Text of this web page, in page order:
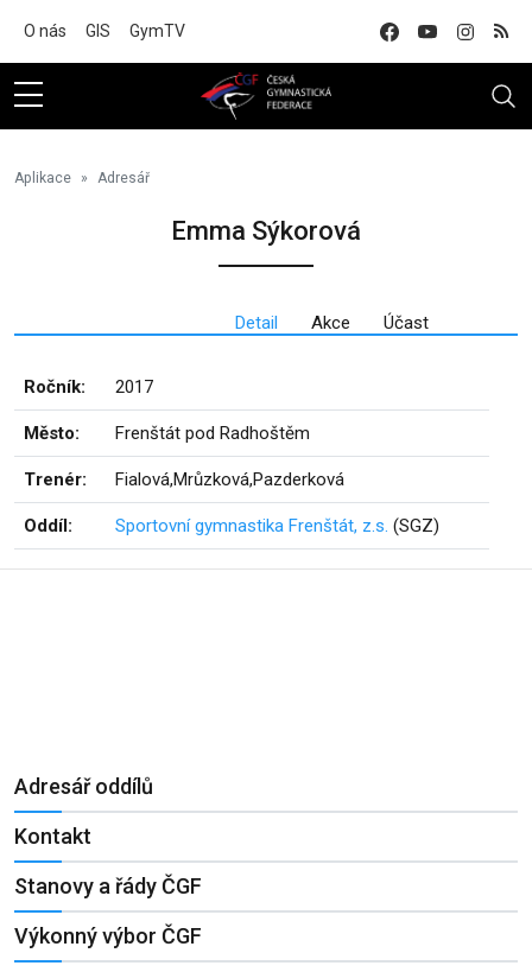
O nás GIS GymTV
Aplikace Adresář
Emma Sýkorová
Detail Akce Účast
Ročník: 2017
Město: Frenštát pod Radhoštěm
Trenér: Fialová,Mrůzková,Pazderková
Oddíl: Sportovní gymnastika Frenštát, z.s. (SGZ)
Adresář oddílů
Kontakt
Stanovy a řády ČGF
Výkonný výbor ČGF